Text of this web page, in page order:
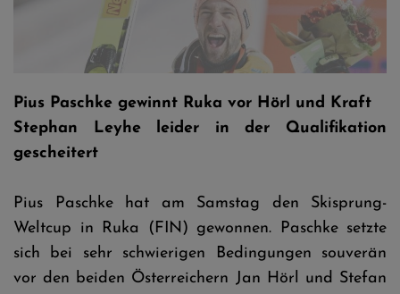
Pius Paschke © Tadeusz Mieczynski
Pius Paschke gewinnt Ruka vor Hörl und Kraft
Stephan Leyhe leider in der Qualifikation
gescheitert
Pius Paschke hat am Samstag den Skisprung-
Weltcup in Ruka (FIN) gewonnen. Paschke setzte
sich bei sehr schwierigen Bedingungen souverän
vor den beiden Österreichern Jan Hörl und Stefan